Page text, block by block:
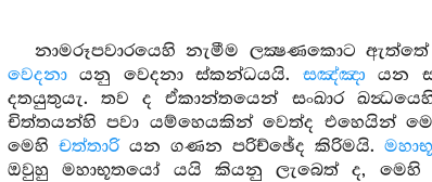
නාමරූපවාරයෙහි නැමීම ලක්‍ෂණකොට
වෙදනා යනු වෙදනා ස්කන්ධයයි. සඤ්ඤා යන
දතයුතුයැ. තව ද ඒකාන්තයෙන් සංඛාර
චිත්තයන්හි පවා යම්හෙයකින් වෙත්ද එහෙයින්
මෙහිචත්තාරියන ගණන පරිච්ඡේද කිරිමයි.
ඔවුහු මහාභූතයෝ යයි කියනු ලැබෙත් ද,